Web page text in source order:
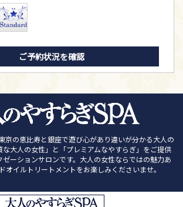
ご予約状況を確認
京の恵比寿と銀座で遊び心があり違いが分かる大人の
大人の女性」と「プレミアムなやすらぎ」をご提供
ーションサロンです。大人の女性ならではの魅力あ
オイルトリートメントをお楽しみくださいませ。